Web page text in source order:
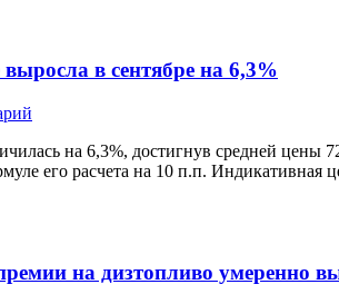
в сентябре на 6,3%
на 6,3%, достигнув средней
его расчета на 10 п.п. Индикативная
на дизтопливо умеренно